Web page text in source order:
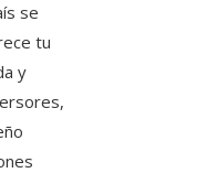
se
tu
y